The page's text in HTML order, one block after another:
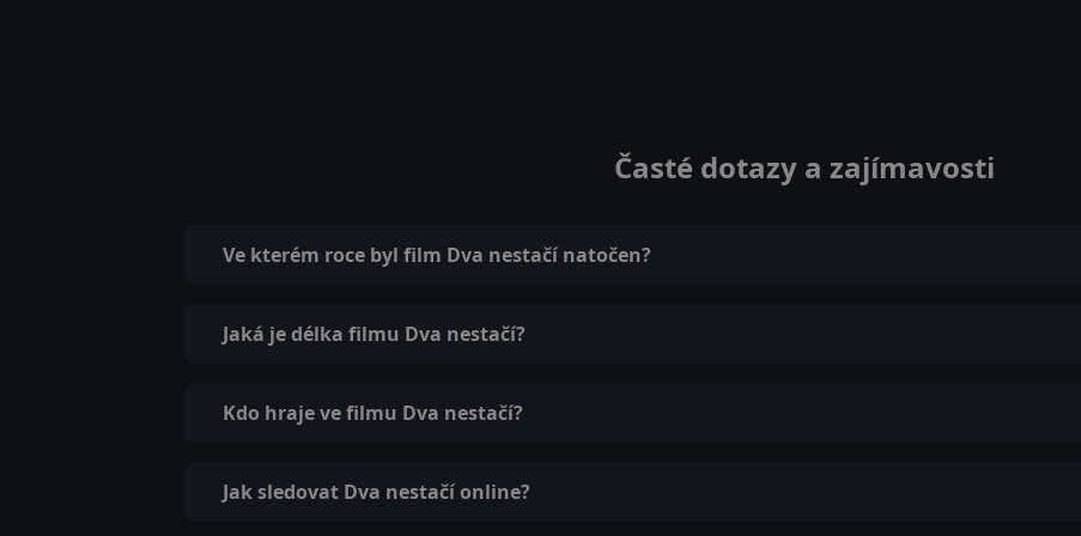
Časté dotazy a zajímavosti
Ve kterém roce byl film Dva nestačí natočen?
Jaká je délka filmu Dva nestačí?
Kdo hraje ve filmu Dva nestačí?
Jak sledovat Dva nestačí online?